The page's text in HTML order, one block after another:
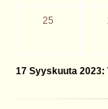
25
17 Syyskuuta 2023: